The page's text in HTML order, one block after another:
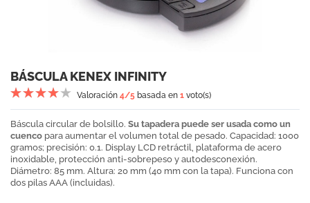
BÁSCULA KENEX INFINITY
Valoración 4/5 basada en 1 voto(s)
Báscula circular de bolsillo. Su tapadera puede ser usada como un
cuenco para aumentar el volumen total de pesado. Capacidad: 1000
gramos; precisión: 0.1. Display LCD retráctil, plataforma de acero
inoxidable, protección anti-sobrepeso y autodesconexión.
Diámetro: 85 mm. Altura: 20 mm (40 mm con la tapa). Funciona con
dos pilas AAA (incluidas).